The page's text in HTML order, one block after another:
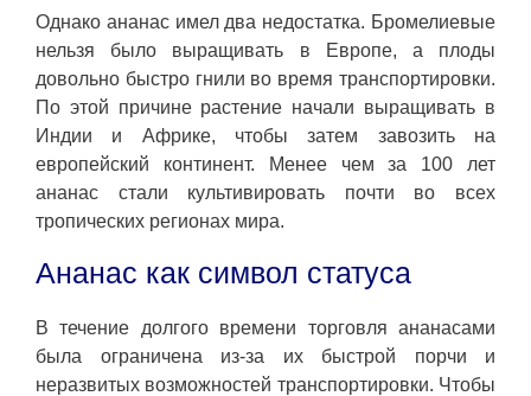
Однако ананас имел два недостатка. Бромелиевые
нельзя было выращивать в Европе, а плоды
довольно быстро гнили во время транспортировки.
По этой причине растение начали выращивать в
Индии и Африке, чтобы затем завозить на
европейский континент. Менее чем за 100 лет
ананас стали культивировать почти во всех
тропических регионах мира.
Ананас как символ статуса
В течение долгого времени торговля ананасами
была ограничена из-за их быстрой порчи и
неразвитых возможностей транспортировки. Чтобы